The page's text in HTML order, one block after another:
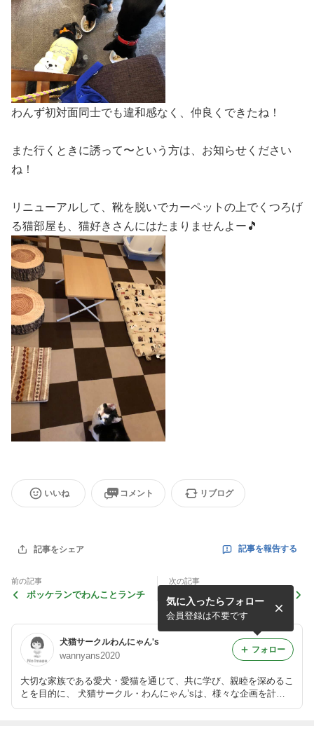
わんず初対面同士でも違和感なく、仲良くできたね！
また行くときに誘って〜という方は、お知らせください
ね！
リニューアルして、靴を脱いでカーペットの上でくつろげ
る猫部屋も、猫好きさんにはたまりませんよー🎵
いいね コメント リブログ
記事をシェア 記事を報告する
前の記事
ポッケランでわんことランチ
次の記事
うちの子自慢茶話会延期しま
す。
犬猫サークルわんにゃん's
wannyans2020
大切な家族である愛犬・愛猫を通じて、共に学び、親睦を深めるこ
とを目的に、 犬猫サークル・わんにゃん’sは、様々な企画を計画
気に入ったらフォロー
会員登録は不要です
フォロー